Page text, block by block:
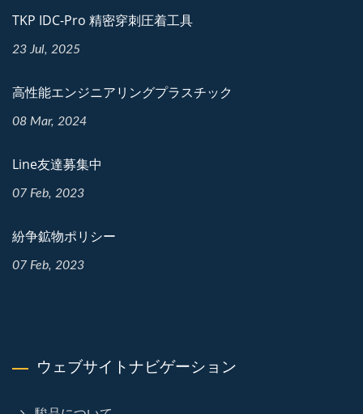
TKP IDC-Pro 精密穿刺圧着工具
23 Jul, 2025
高性能エンジニアリングプラスチック
08 Mar, 2024
Line友達募集中
07 Feb, 2023
紛争鉱物ポリシー
07 Feb, 2023
ウェブサイトナビゲーション